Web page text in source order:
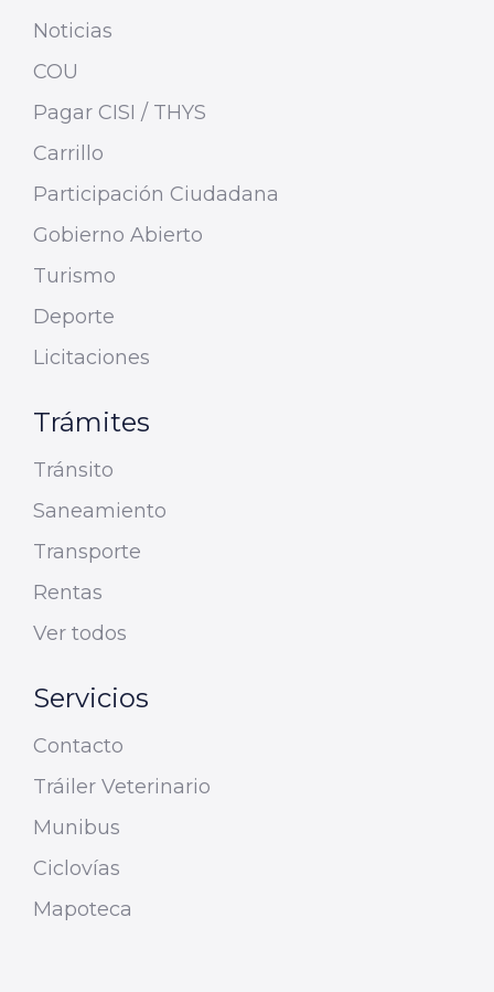
Noticias
COU
Pagar CISI / THYS
Carrillo
Participación Ciudadana
Gobierno Abierto
Turismo
Deporte
Licitaciones
Trámites
Tránsito
Saneamiento
Transporte
Rentas
Ver todos
Servicios
Contacto
Tráiler Veterinario
Munibus
Ciclovías
Mapoteca